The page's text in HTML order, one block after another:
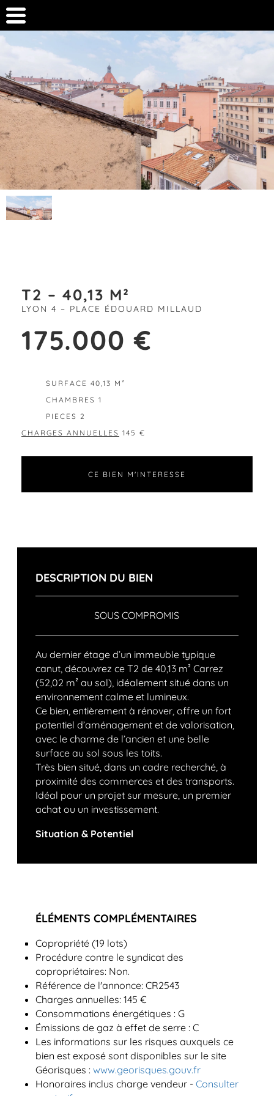
T2 – 40,13 M²
LYON 4 – PLACE ÉDOUARD MILLAUD
175.000 €
SURFACE 40,13 M²
CHAMBRES 1
PIECES 2
CHARGES ANNUELLES 145 €
CE BIEN M'INTERESSE
DESCRIPTION DU BIEN
SOUS COMPROMIS
Au dernier étage d’un immeuble typique
canut, découvrez ce T2 de 40,13 m² Carrez
(52,02 m² au sol), idéalement situé dans un
environnement calme et lumineux.
Ce bien, entièrement à rénover, offre un fort
potentiel d’aménagement et de valorisation,
avec le charme de l’ancien et une belle
surface au sol sous les toits.
Très bien situé, dans un cadre recherché, à
proximité des commerces et des transports.
Idéal pour un projet sur mesure, un premier
achat ou un investissement.
Situation & Potentiel
ÉLÉMENTS COMPLÉMENTAIRES
Copropriété (19 lots)
Procédure contre le syndicat des
copropriétaires: Non.
Référence de l'annonce: CR2543
Charges annuelles: 145 €
Consommations énergétiques : G
Émissions de gaz à effet de serre : C
Les informations sur les risques auxquels ce
bien est exposé sont disponibles sur le site
Géorisques : www.georisques.gouv.fr
Honoraires inclus charge vendeur - Consulter